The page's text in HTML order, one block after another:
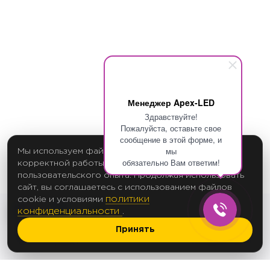
Менеджер Apex-LED
Здравствуйте!
Пожалуйста, оставьте свое
сообщение в этой форме, и
мы
обязательно Вам ответим!
2017 Создание сайтов
© 2012-2025
Мы используем файлы cookie для обеспечения
корректной работы сайта и улучшения
пользовательского опыта. Продолжая использовать
сайт, вы соглашаетесь с использованием файлов
cookie и условиями политики
конфиденциальности
Принять